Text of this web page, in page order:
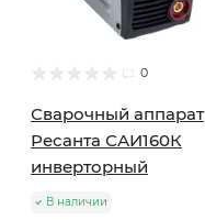
0
Сварочный аппарат
Ресанта САИ160К
инверторный
В наличии